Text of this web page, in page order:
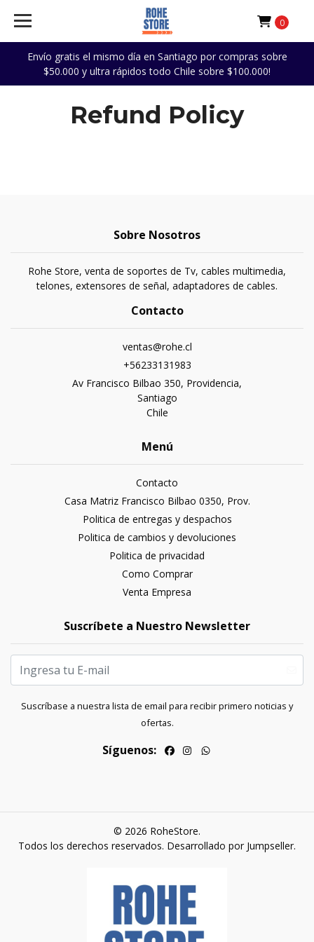
Envío gratis el mismo día en Santiago por compras sobre
$50.000 y ultra rápidos todo Chile sobre $100.000!
0
Refund Policy
Sobre Nosotros
Rohe Store, venta de soportes de Tv, cables multimedia,
telones, extensores de señal, adaptadores de cables.
Contacto
ventas@rohe.cl
+56233131983
Av Francisco Bilbao 350, Providencia,
Santiago
Chile
Menú
Contacto
Casa Matriz Francisco Bilbao 0350, Prov.
Politica de entregas y despachos
Politica de cambios y devoluciones
Politica de privacidad
Como Comprar
Venta Empresa
Suscríbete a Nuestro Newsletter
Suscríbase a nuestra lista de email para recibir primero noticias y
ofertas.
Síguenos:
© 2026 RoheStore.
Todos los derechos reservados. Desarrollado por Jumpseller.